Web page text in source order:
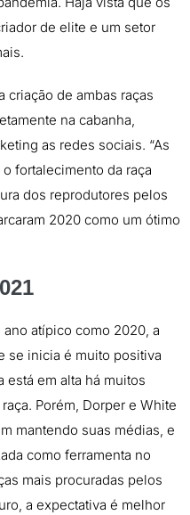
de elite e um setor
criação de ambas raças
na cabanha,
as redes sociais. “As
fortalecimento da raça
dos reprodutores pelos
2020 como um ótimo
atípico como 2020, a
se inicia é muito positiva
está em alta há muitos
Porém, Dorper e White
mantendo suas médias, e
como ferramenta no
mais procuradas pelos
a expectativa é melhor